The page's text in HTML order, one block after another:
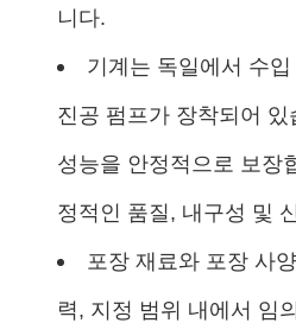
니다.
기계는 독일에서 수
진공 펌프가 장착되어
성능을 안정적으로 보장
정적인 품질, 내구성 및
포장 재료와 포장 사
력, 지정 범위 내에서 임